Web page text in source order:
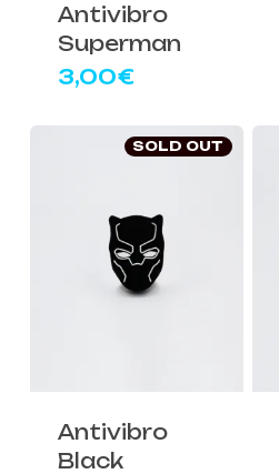
Antivibro
Superman
3,00€
SOLD OUT
Antivibro
Black